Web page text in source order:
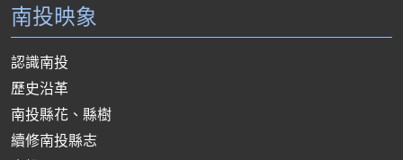
南投映象
認識南投
歷史沿革
南投縣花、縣樹
續修南投縣志